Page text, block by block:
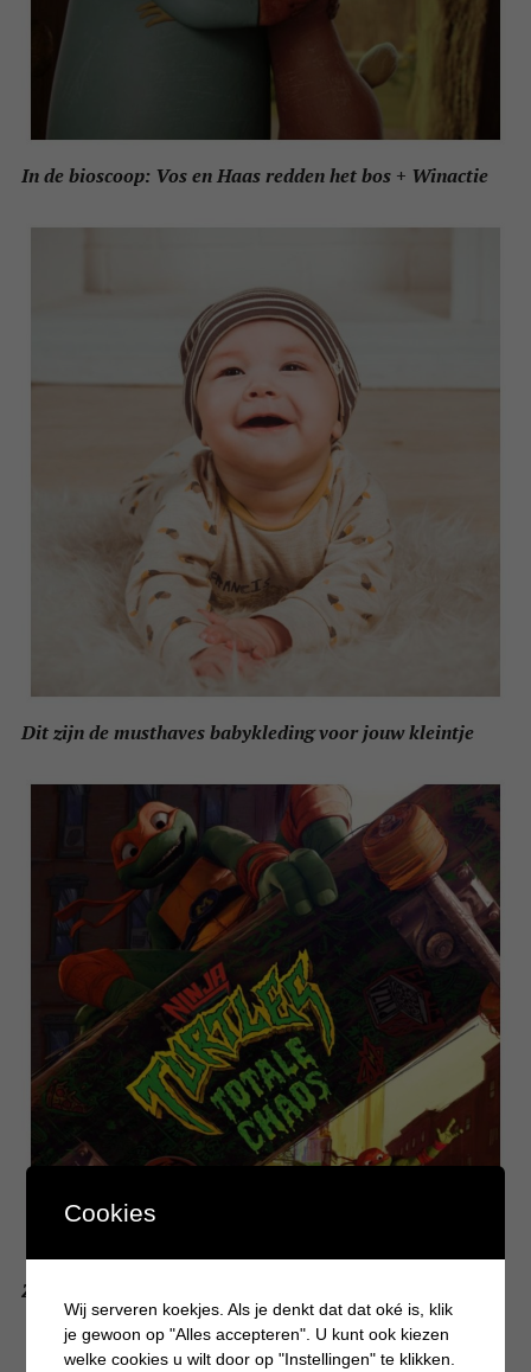
In de bioscoop: Vos en Haas redden het bos + Winactie
Dit zijn de musthaves babykleding voor jouw kleintje
Zien! Ninja Turtles in de bioscoop
Cookies
Wij serveren koekjes. Als je denkt dat dat oké is, klik
je gewoon op "Alles accepteren". U kunt ook kiezen
welke cookies u wilt door op "Instellingen" te klikken.